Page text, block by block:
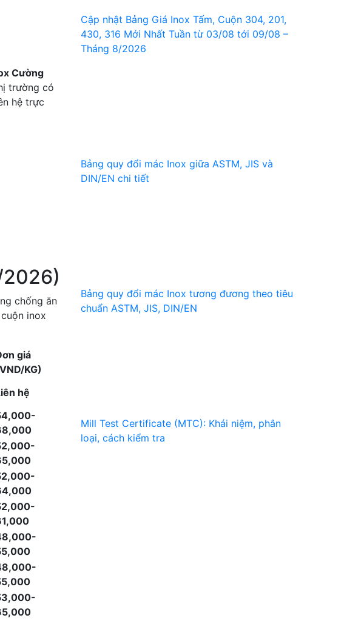
Cường
trường có
hệ trực
chống ăn
inox
giá
KG)
hệ
Cập nhật Bảng Giá Inox Tấm, Cuộn 304, 201,
430, 316 Mới Nhất Tuần từ 03/08 tới 09/08 –
Tháng 8/2026
Bảng quy đổi mác Inox giữa ASTM, JIS và
DIN/EN chi tiết
Bảng quy đổi mác Inox tương đương theo tiêu
chuẩn ASTM, JIS, DIN/EN
Mill Test Certificate (MTC): Khái niệm, phân
loại, cách kiểm tra